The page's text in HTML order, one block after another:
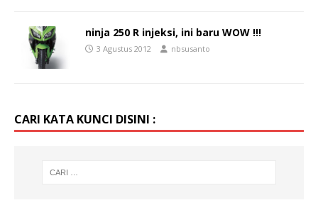
ninja 250 R injeksi, ini baru WOW !!!
3 Agustus 2012 nbsusanto
CARI KATA KUNCI DISINI :